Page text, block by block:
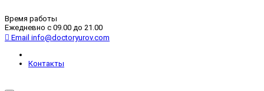
Время работы
Ежедневно с 09.00 до 21.00
Email info@doctoryurov.com
Контакты